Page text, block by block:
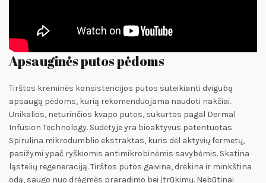
Apsauginės putos pėdoms
Tirštos kreminės konsistencijos putos suteikianti dvigubą
apsaugą pėdoms, kurią rekomenduojama naudoti nakčiai.
Unikalios, neturinčios kvapo putos, sukurtos pagal Dermal
Infusion Technology. Sudėtyje yra bioaktyvus patentuotas
Spirulina mikrodumblio ekstraktas, kuris dėl aktyvių fermetų,
pasižymi ypač ryškiomis antimikrobinėmis savybėmis. Skatina
ląstelių regeneraciją. Tirštos putos gaivina, drėkina ir minkština
odą, saugo nuo drėgmės praradimo bei įtrūkimų. Nebūtinai